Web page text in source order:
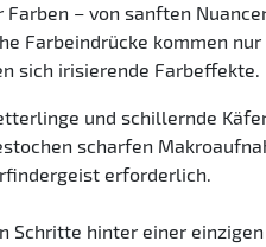
– von sanften
Farbeindrücke kommen
sich irisierende Farbeffekte.
und schillernde
scharfen
erforderlich.
Schritte hinter einer